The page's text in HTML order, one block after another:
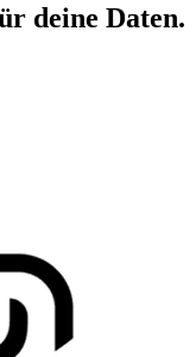
deine Daten.